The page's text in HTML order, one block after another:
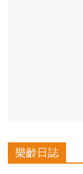
樂齡日誌